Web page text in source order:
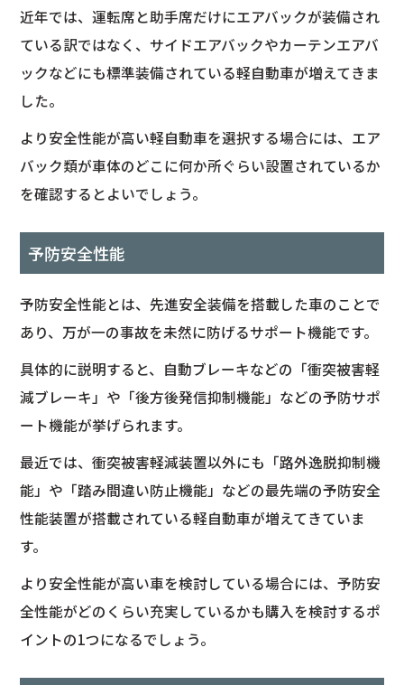
近年では、運転席と助手席だけにエアバックが装備され
ている訳ではなく、サイドエアバックやカーテンエアバ
ックなどにも標準装備されている軽自動車が増えてきま
した。
より安全性能が高い軽自動車を選択する場合には、エア
バック類が車体のどこに何か所ぐらい設置されているか
を確認するとよいでしょう。
予防安全性能
予防安全性能とは、先進安全装備を搭載した車のことで
あり、万が一の事故を未然に防げるサポート機能です。
具体的に説明すると、自動ブレーキなどの「衝突被害軽
減ブレーキ」や「後方後発信抑制機能」などの予防サポ
ート機能が挙げられます。
最近では、衝突被害軽減装置以外にも「路外逸脱抑制機
能」や「踏み間違い防止機能」などの最先端の予防安全
性能装置が搭載されている軽自動車が増えてきていま
す。
より安全性能が高い車を検討している場合には、予防安
全性能がどのくらい充実しているかも購入を検討するポ
イントの1つになるでしょう。